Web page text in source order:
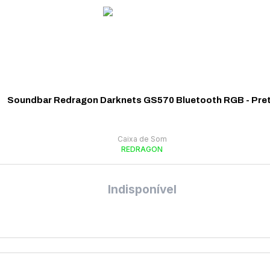
Soundbar Redragon Darknets GS570 Bluetooth RGB -
Caixa de Som
REDRAGON
Indisponível